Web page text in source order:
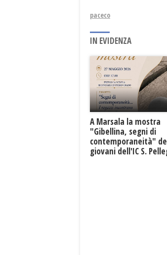
paceco
IN EVIDENZA
A Marsala la mostra
"Gibellina, segni di
contemporaneità"
giovani dell'IC S.